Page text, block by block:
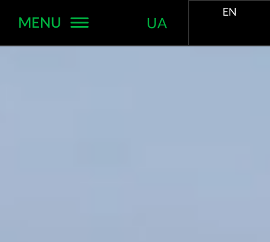
MENU UA
EN